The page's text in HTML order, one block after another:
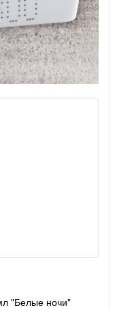
"Белые ночи"